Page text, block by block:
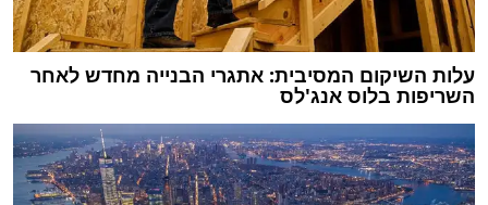
עלות השיקום המסיבית: אתגרי הבנייה מחדש לאחר
השריפות בלוס אנג'לס